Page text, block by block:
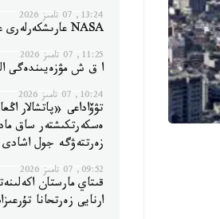
13:24, 07 تامىز 2026
NASA عارىشكەرلەرى عارىشقا ۇشتى
11:25, 07 تامىز 2026
ا ق ش مۋزەيىندەگى
10:24, 07 تامىز 2026
تۋۆاداعى «پاتشالار
ەسكەرتكىشتەر ساق
زەرتتەۋگە جول اشادى
09:52, 07 تامىز 2026
قىتاي مارستان
ارنايى زەرتحانا